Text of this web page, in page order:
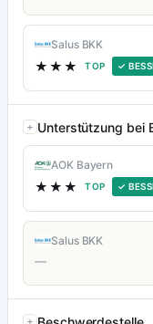
Salus BKK
★★★ TOP ✓
Unterstützung bei
AOK Bayern
★★★ TOP ✓
Salus BKK
—